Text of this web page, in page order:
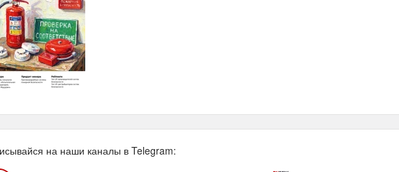
на наши каналы в Telegram: